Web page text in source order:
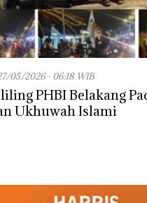
05/2026 - 06:18 WIB
PHBI Belakang
Ukhuwah Islami